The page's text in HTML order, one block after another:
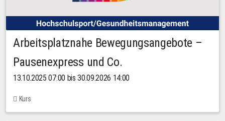
Arbeitsplatznahe Bewegungsangebote –
Pausenexpress und Co.
13.10.2025 07:00 bis 30.09.2026 14:00
Kurs